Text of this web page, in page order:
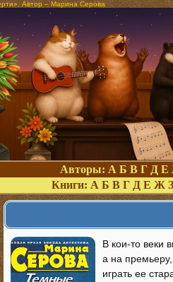
Автор – Марина Серова
Авторы: А Б В Г Д Е
Книги: А Б В Г Д Е Ж З
В кои-то веки
а на
играть ее